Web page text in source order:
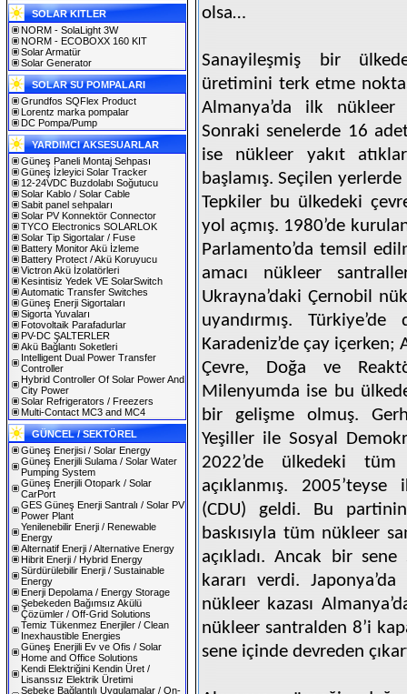
SOLAR KITLER
NORM - SolaLight 3W
NORM - ECOBOXX 160 KIT
Solar Armatür
Solar Generator
SOLAR SU POMPALARI
Grundfos SQFlex Product
Lorentz marka pompalar
DC Pompa/Pump
YARDIMCI AKSESUARLAR
Güneş Paneli Montaj Sehpası
Güneş İzleyici Solar Tracker
12-24VDC Buzdolabı Soğutucu
Solar Kablo / Solar Cable
Sabit panel sehpaları
Solar PV Konnektör Connector
TYCO Electronics SOLARLOK
Solar Tip Sigortalar / Fuse
Battery Monitor Akü İzleme
Battery Protect / Akü Koruyucu
Victron Akü İzolatörleri
Kesintisiz Yedek VE SolarSwitch
Automatic Transfer Switches
Güneş Enerji Sigortaları
Sigorta Yuvaları
Fotovoltaik Parafadurlar
PV-DC ŞALTERLER
Akü Bağlantı Soketleri
Intelligent Dual Power Transfer
Controller
Hybrid Controller Of Solar Power And
City Power
Solar Refrigerators / Freezers
Multi-Contact MC3 and MC4
GÜNCEL / SEKTÖREL
Güneş Enerjisi / Solar Energy
Güneş Enerjili Sulama / Solar Water
Pumping System
Güneş Enerjili Otopark / Solar
CarPort
GES Güneş Enerji Santralı / Solar PV
Power Plant
Yenilenebilir Enerji / Renewable
Energy
Alternatif Enerji / Alternative Energy
Hibrit Enerji / Hybrid Energy
Sürdürülebilir Enerji / Sustainable
Energy
Enerji Depolama / Energy Storage
Şebekeden Bağımsız Akülü
Çözümler / Off-Grid Solutions
Temiz Tükenmez Enerjiler / Clean
Inexhaustible Energies
Güneş Enerjili Ev ve Ofis / Solar
Home and Office Solutions
Kendi Elektriğini Kendin Üret /
Lisanssız Elektrik Üretimi
Şebeke Bağlantılı Uygulamalar / On-
olsa…
Sanayileşmiş bir
üretimini terk etme
Almanya’da ilk nükleer
Sonraki senelerde 16
ise nükleer yakıt
başlamış. Seçilen
Tepkiler bu ülkedeki
yol açmış. 1980’de
Parlamento’da temsil
amacı nükleer
Ukrayna’daki Çernobil
uyandırmış.
Karadeniz’de çay
Çevre, Doğa ve
Milenyumda ise bu
bir gelişme olmuş.
Yeşiller ile Sosyal
2022’de ülkedeki tüm
açıklanmış.
(CDU) geldi. Bu
baskısıyla tüm nükleer
açıkladı. Ancak bir
kararı verdi.
nükleer kazası
nükleer santralden 8’i
sene içinde devreden